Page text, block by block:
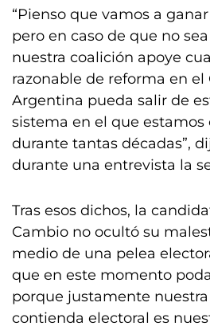
“Pienso que vamos a
pero en caso de que no
nuestra coalición apoye
razonable de reforma en el
Argentina pueda salir de
sistema en el que
durante tantas décadas”,
durante una entrevista la
Tras esos dichos, la
Cambio no ocultó su
medio de una pelea
que en este momento
porque justamente
contienda electoral es